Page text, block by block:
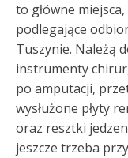
to główne
podlegające
Tuszynie. Należą
instrumenty
po amputacji,
wysłużone płyty
oraz resztki
jeszcze trzeba